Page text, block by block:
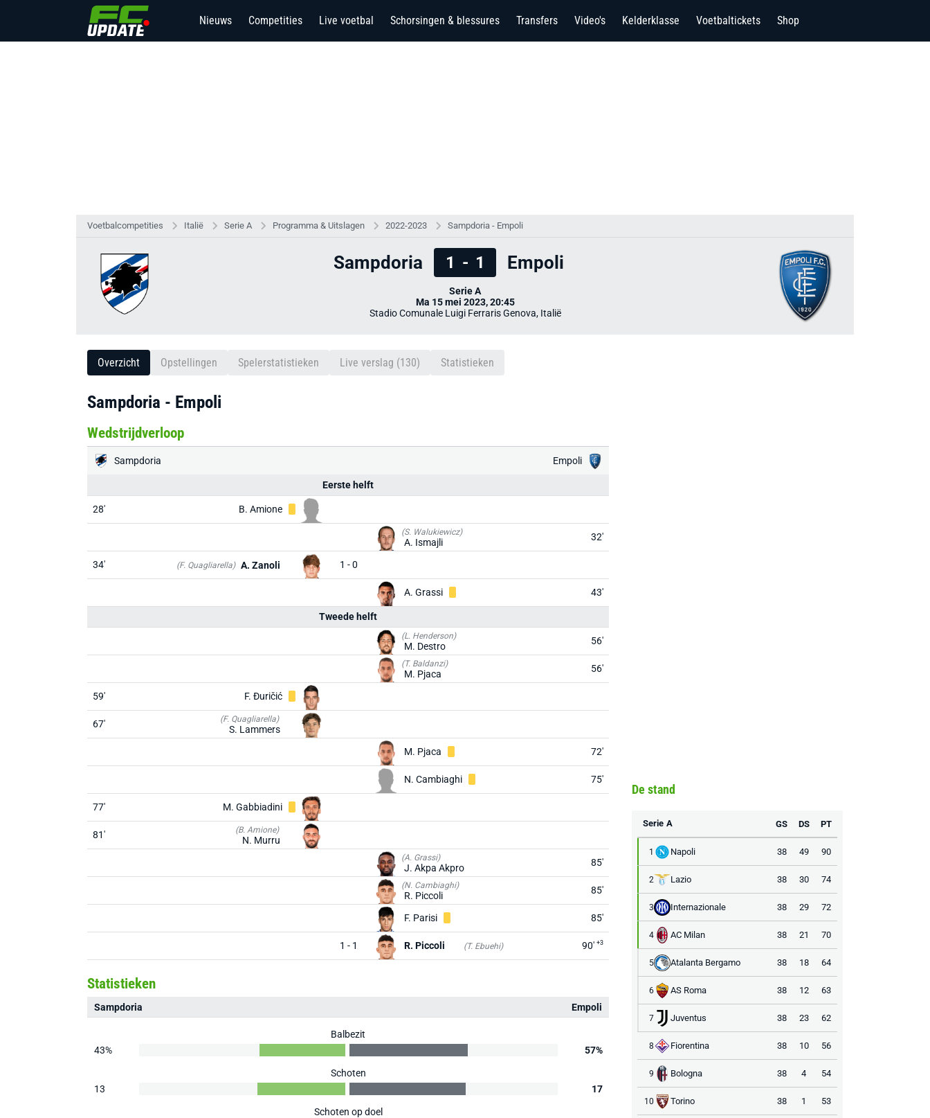
Nieuws Competities Live voetbal Schorsingen & blessures Transfers Video's Kelderklasse Voetbaltickets Shop
Voetbalcompetities Italië Serie A Programma & Uitslagen 2022-2023 Sampdoria - Empoli
Sampdoria 1 - 1 Empoli
Serie A
Ma 15 mei 2023, 20:45
Stadio Comunale Luigi Ferraris Genova, Italië
Overzicht Opstellingen Spelerstatistieken Live verslag (130) Statistieken
Sampdoria - Empoli
Wedstrijdverloop
Sampdoria Empoli
Eerste helft
28' B. Amione
(S. Walukiewicz)
A. Ismajli 32'
34' (F. Quagliarella) A. Zanoli 1 - 0
A. Grassi 43'
Tweede helft
(L. Henderson)
M. Destro 56'
(T. Baldanzi)
M. Pjaca 56'
59' F. Đuričić
67' (F. Quagliarella)
S. Lammers
M. Pjaca
72'
N. Cambiaghi 75'
77' M. Gabbiadini
81' (B. Amione)
N. Murru
(A. Grassi)
J. Akpa Akpro 85'
(N. Cambiaghi)
R. Piccoli 85'
F. Parisi 85'
1 - 1 R. Piccoli (T. Ebuehi) 90' +3
Statistieken
Sampdoria Empoli
Balbezit
43%
57%
Schoten
13
17
Schoten op doel
De stand
Serie A GS DS PT
1 Napoli 38 49 90
2 Lazio 38 30 74
3 Internazionale 38 29 72
4 AC Milan 38 21 70
5 Atalanta Bergamo 38 18 64
6 AS Roma 38 12 63
7 Juventus 38 23 62
8 Fiorentina 38 10 56
9 Bologna 38 4 54
10 Torino 38 1 53